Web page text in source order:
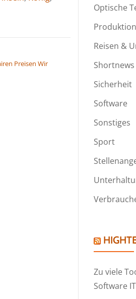
Preisen Wir
Optische
Reisen &
Shortnews
Sicherheit
Software
Sonstiges
Sport
Zu viele
Software